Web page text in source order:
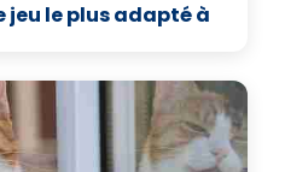
jeu le plus adapté à